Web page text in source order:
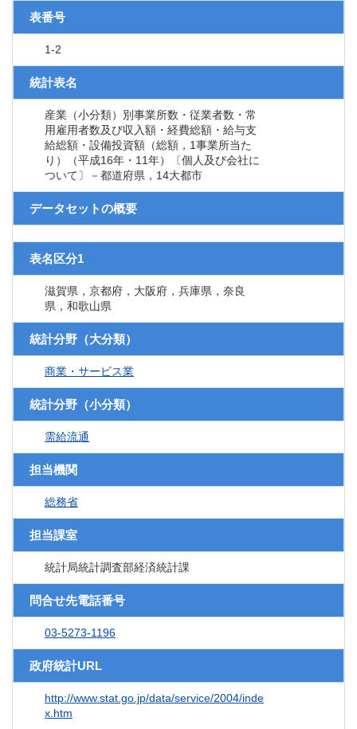
表番号
1-2
統計表名
産業（小分類）別事業所数・従業者数・常
用雇用者数及び収入額・経費総額・給与支
給総額・設備投資額（総額，1事業所当た
り）（平成16年・11年）〔個人及び会社に
ついて〕－都道府県，14大都市
データセットの概要
表名区分1
滋賀県，京都府，大阪府，兵庫県，奈良
県，和歌山県
統計分野（大分類）
商業・サービス業
統計分野（小分類）
需給流通
担当機関
総務省
担当課室
統計局統計調査部経済統計課
問合せ先電話番号
03-5273-1196
政府統計URL
http://www.stat.go.jp/data/service/2004/inde
x.htm